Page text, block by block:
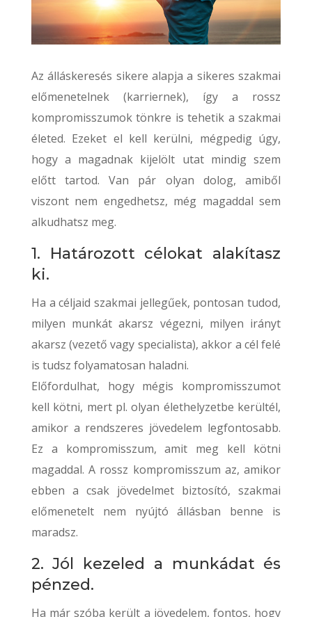
Az álláskeresés sikere alapja a sikeres szakmai
előmenetelnek (karriernek), így a rossz
kompromisszumok tönkre is tehetik a szakmai
életed. Ezeket el kell kerülni, mégpedig úgy,
hogy a magadnak kijelölt utat mindig szem
előtt tartod. Van pár olyan dolog, amiből
viszont nem engedhetsz, még magaddal sem
alkudhatsz meg.
1. Határozott célokat alakítasz
ki.
Ha a céljaid szakmai jellegűek, pontosan tudod,
milyen munkát akarsz végezni, milyen irányt
akarsz (vezető vagy specialista), akkor a cél felé
is tudsz folyamatosan haladni.
Előfordulhat, hogy mégis kompromisszumot
kell kötni, mert pl. olyan élethelyzetbe kerültél,
amikor a rendszeres jövedelem legfontosabb.
Ez a kompromisszum, amit meg kell kötni
magaddal. A rossz kompromisszum az, amikor
ebben a csak jövedelmet biztosító, szakmai
előmenetelt nem nyújtó állásban benne is
maradsz.
2. Jól kezeled a munkádat és
pénzed.
Ha már szóba került a jövedelem, fontos, hogy